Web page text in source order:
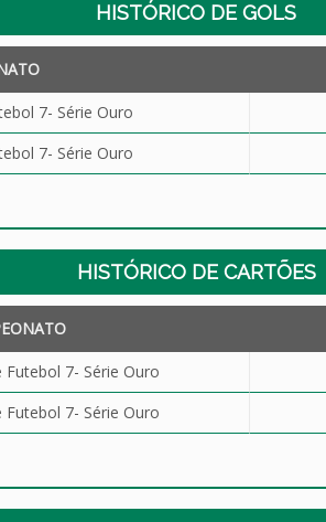
HISTÓRICO DE GOLS
7- Série Ouro
7- Série Ouro
HISTÓRICO DE CARTÕES
7- Série Ouro
7- Série Ouro